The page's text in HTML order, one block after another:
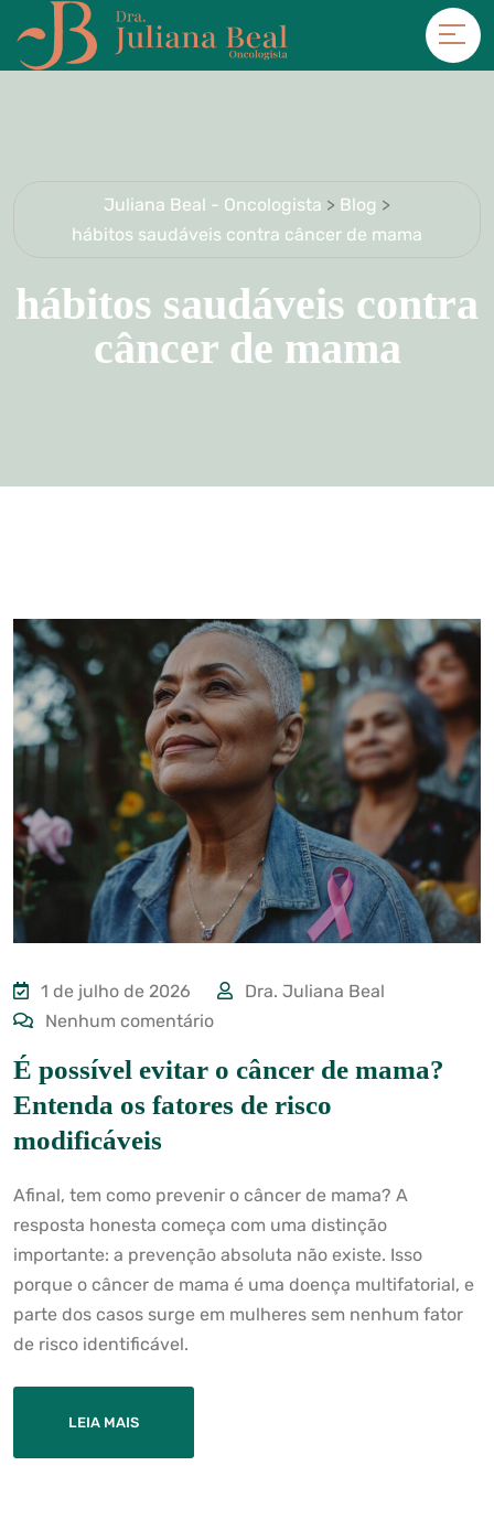
Juliana Beal - Oncologista > Blog >
hábitos saudáveis contra câncer de mama
hábitos saudáveis contra
câncer de mama
1 de julho de 2026
Dra. Juliana Beal
Nenhum comentário
É possível evitar o câncer de mama?
Entenda os fatores de risco
modificáveis
Afinal, tem como prevenir o câncer de mama? A
resposta honesta começa com uma distinção
importante: a prevenção absoluta não existe. Isso
porque o câncer de mama é uma doença multifatorial, e
parte dos casos surge em mulheres sem nenhum fator
de risco identificável.
LEIA MAIS